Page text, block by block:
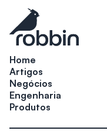
Home
Artigos
Negócios
Engenharia
Produtos